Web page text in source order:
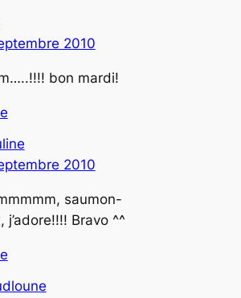
2010
bon mardi!
2010
saumon-
j’adore!!!! Bravo ^^